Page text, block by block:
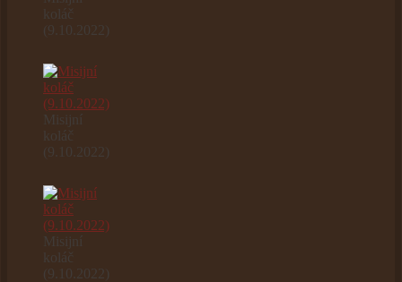
koláč
(9.10.2022)
Misijní
koláč
(9.10.2022)
Misijní
koláč
(9.10.2022)